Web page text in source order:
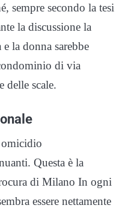
sempre secondo la tesi
la discussione la
la donna sarebbe
di via
delle scale.
omicidio
Questa è la
di Milano In ogni
essere nettamente